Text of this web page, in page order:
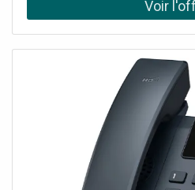
(2,4 GHz et 5 GHz) Port USB
avec EHS